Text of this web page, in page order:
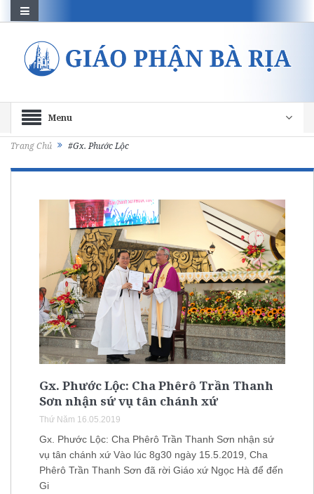
Menu
Trang Chủ #Gx. Phước Lộc
Gx. Phước Lộc: Cha Phêrô Trần Thanh
Sơn nhận sứ vụ tân chánh xứ
Thứ Năm 16.05.2019
Gx. Phước Lộc: Cha Phêrô Trần Thanh Sơn nhận sứ
vụ tân chánh xứ Vào lúc 8g30 ngày 15.5.2019, Cha
Phêrô Trần Thanh Sơn đã rời Giáo xứ Ngọc Hà để đến
Gi